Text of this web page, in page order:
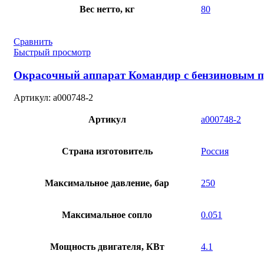
Вес нетто, кг 80
Сравнить
Быстрый просмотр
Окрасочный аппарат Командир с бензиновым
Артикул: a000748-2
Артикул a000748-2
Страна изготовитель Россия
Максимальное давление, бар 250
Максимальное сопло 0.051
Мощность двигателя, КВт 4.1